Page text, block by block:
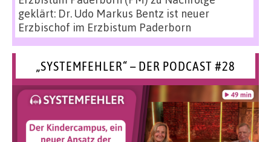
geklärt: Dr. Udo Markus Bentz ist neuer
Erzbischof im Erzbistum Paderborn
„SYSTEMFEHLER“ – DER PODCAST #28